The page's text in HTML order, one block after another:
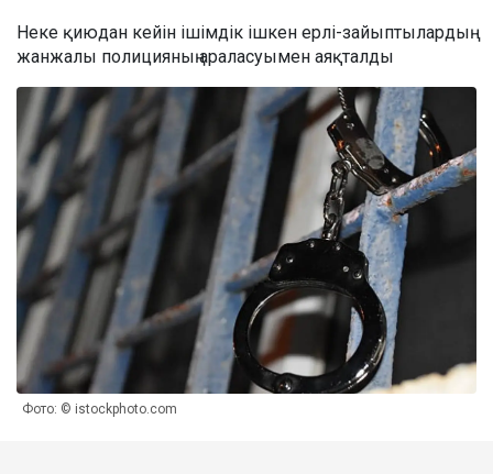
Неке қиюдан кейін ішімдік ішкен ерлі-зайыптылардың
жанжалы полицияның араласуымен аяқталды
Фото: © istockphoto.com